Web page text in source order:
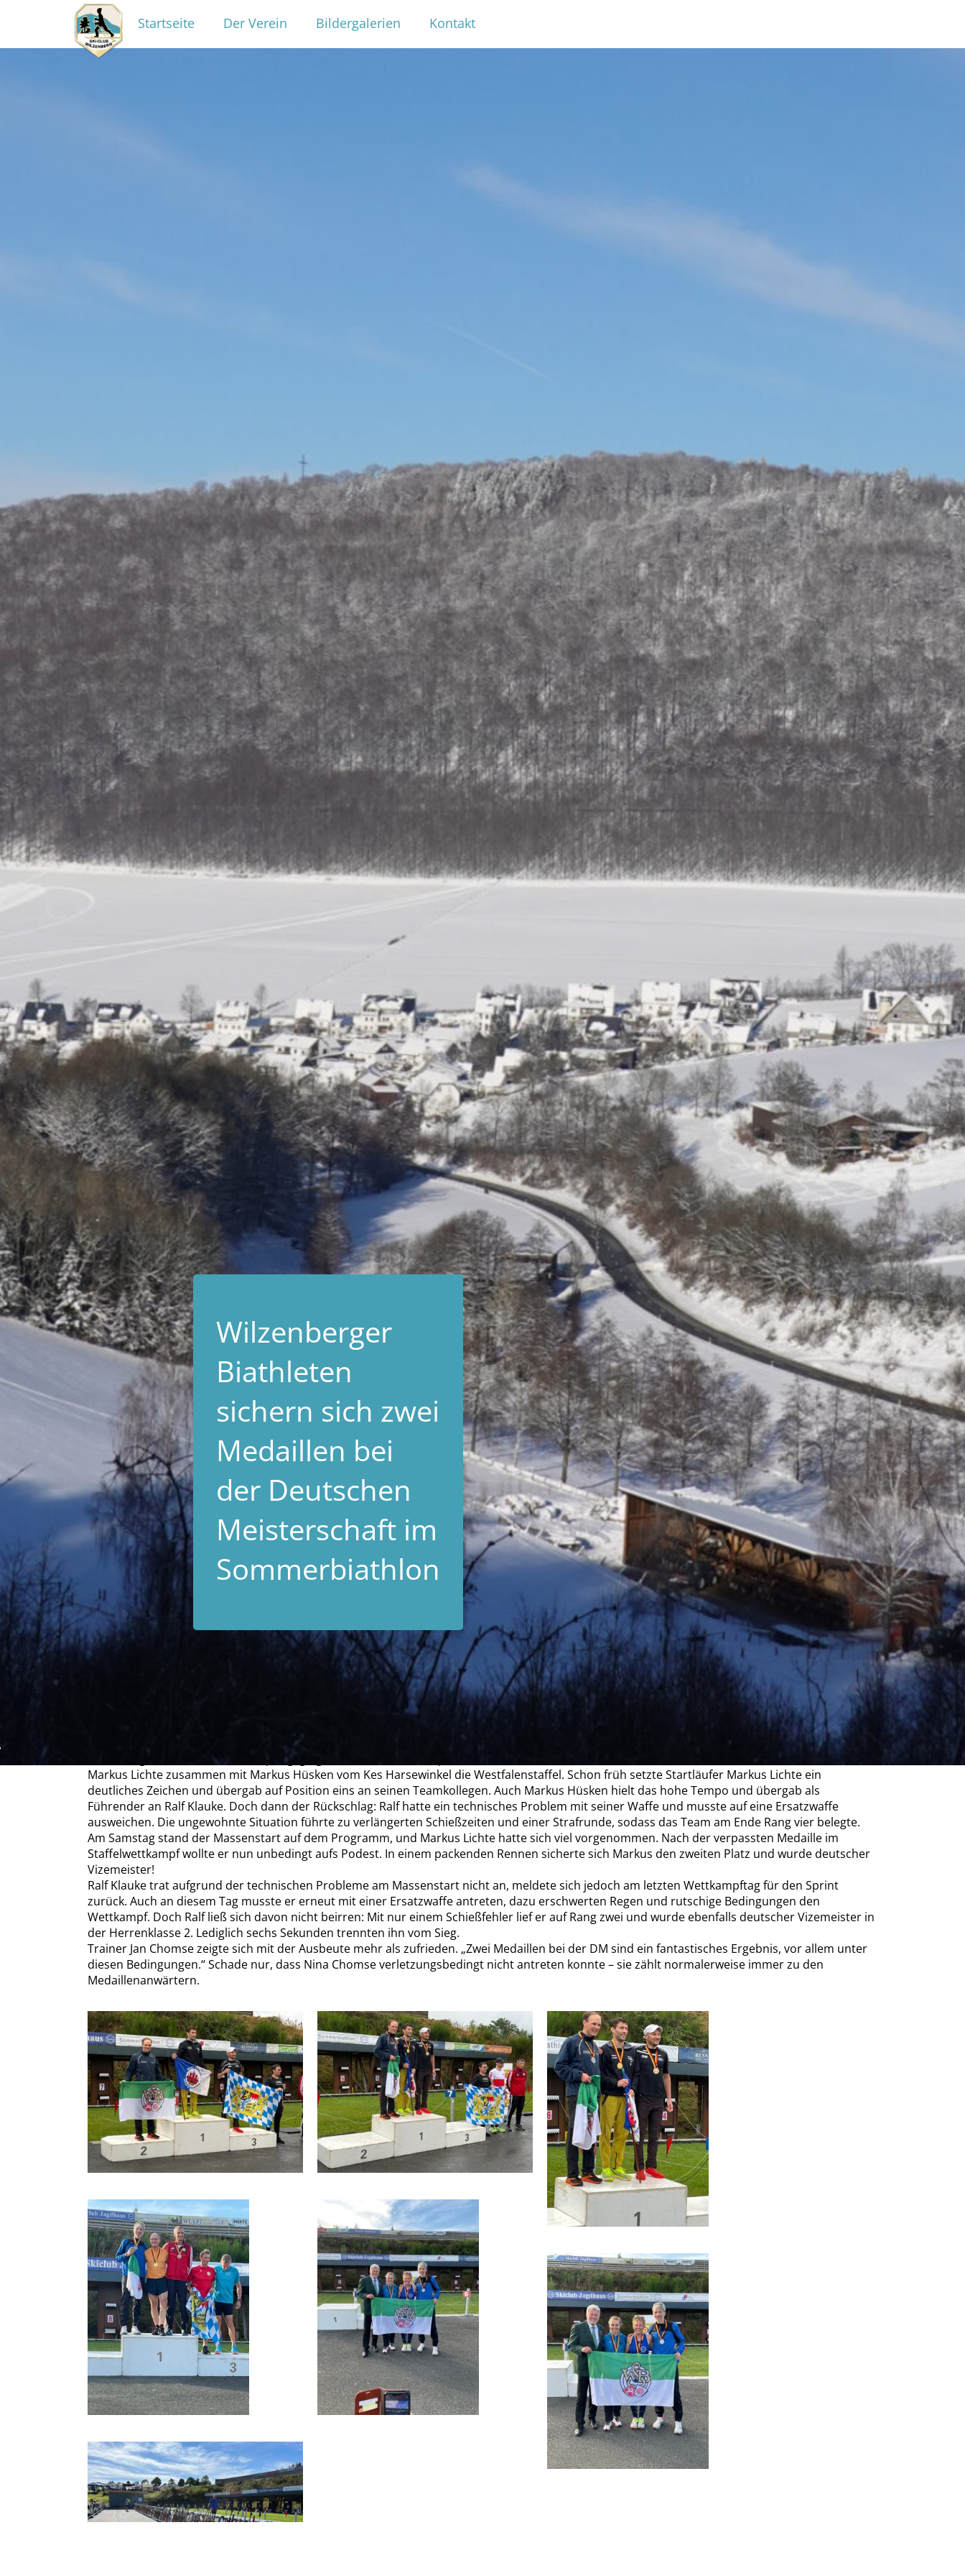
Startseite Der Verein Bildergalerien Kontakt
Wilzenberger
Biathleten
sichern sich zwei
Medaillen bei
der Deutschen
Meisterschaft im
Sommerbiathlon
Jagdhaus-Schmallenberg / Grafschaft – Anfang September traten die Sommerbiathleten des Ski-Clubs Wilzenberg bei der Deutschen
Meisterschaft im Sommerbiathlon mit dem Luftgewehr an. Auf dem Programm standen für jeden Athleten zwei Einzelwettkämpfe – Sprint und
Massenstart – sowie der Staffelwettbewerb, in dem drei Sportler gemeinsam für ihren Landesverband an den Start gingen. Der SC Wilzenberg
reiste in diesem Jahr aufgrund von Ausfällen nur mit zwei Athleten an.
Am Freitag, dem ersten Wettkampftag, ging es im Staffelwettkampf der Landesverbände heiß her. In der Herrenklasse bildeten Ralf Klauke und
Markus Lichte zusammen mit Markus Hüsken vom Kes Harsewinkel die Westfalenstaffel. Schon früh setzte Startläufer Markus Lichte ein
deutliches Zeichen und übergab auf Position eins an seinen Teamkollegen. Auch Markus Hüsken hielt das hohe Tempo und übergab als
Führender an Ralf Klauke. Doch dann der Rückschlag: Ralf hatte ein technisches Problem mit seiner Waffe und musste auf eine Ersatzwaffe
ausweichen. Die ungewohnte Situation führte zu verlängerten Schießzeiten und einer Strafrunde, sodass das Team am Ende Rang vier belegte.
Am Samstag stand der Massenstart auf dem Programm, und Markus Lichte hatte sich viel vorgenommen. Nach der verpassten Medaille im
Staffelwettkampf wollte er nun unbedingt aufs Podest. In einem packenden Rennen sicherte sich Markus den zweiten Platz und wurde deutscher
Vizemeister!
Ralf Klauke trat aufgrund der technischen Probleme am Massenstart nicht an, meldete sich jedoch am letzten Wettkampftag für den Sprint
zurück. Auch an diesem Tag musste er erneut mit einer Ersatzwaffe antreten, dazu erschwerten Regen und rutschige Bedingungen den
Wettkampf. Doch Ralf ließ sich davon nicht beirren: Mit nur einem Schießfehler lief er auf Rang zwei und wurde ebenfalls deutscher Vizemeister in
der Herrenklasse 2. Lediglich sechs Sekunden trennten ihn vom Sieg.
Trainer Jan Chomse zeigte sich mit der Ausbeute mehr als zufrieden. „Zwei Medaillen bei der DM sind ein fantastisches Ergebnis, vor allem unter
diesen Bedingungen.“ Schade nur, dass Nina Chomse verletzungsbedingt nicht antreten konnte – sie zählt normalerweise immer zu den
Medaillenanwärtern.